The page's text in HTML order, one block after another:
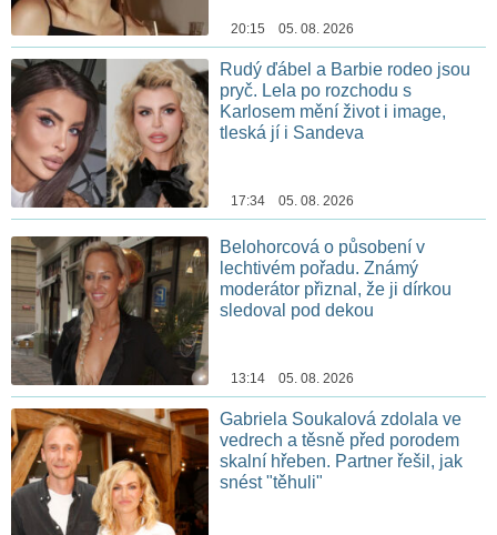
20:15 05. 08. 2026
Rudý ďábel a Barbie rodeo jsou
pryč. Lela po rozchodu s
Karlosem mění život i image,
tleská jí i Sandeva
17:34 05. 08. 2026
Belohorcová o působení v
lechtivém pořadu. Známý
moderátor přiznal, že ji dírkou
sledoval pod dekou
13:14 05. 08. 2026
Gabriela Soukalová zdolala ve
vedrech a těsně před porodem
skalní hřeben. Partner řešil, jak
snést "těhuli"